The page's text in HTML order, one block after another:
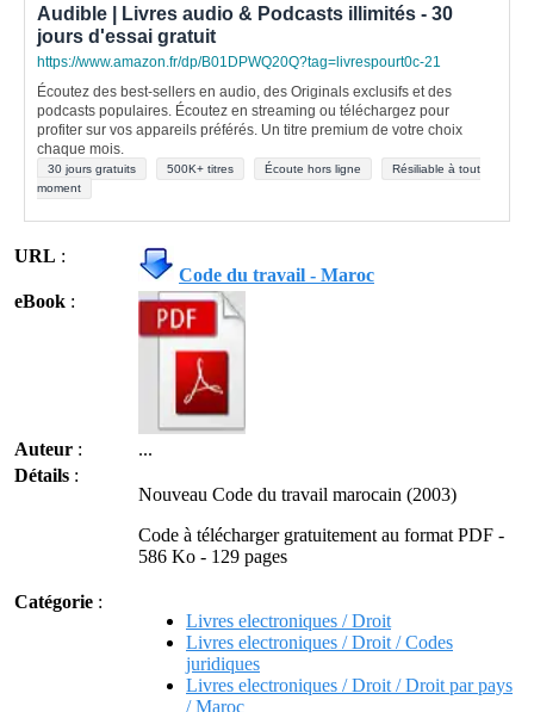
Audible | Livres audio & Podcasts illimités - 30
jours d'essai gratuit
https://www.amazon.fr/dp/B01DPWQ20Q?tag=livrespourt0c-21
Écoutez des best-sellers en audio, des Originals exclusifs et des
podcasts populaires. Écoutez en streaming ou téléchargez pour
profiter sur vos appareils préférés. Un titre premium de votre choix
chaque mois.
30 jours gratuits 500K+ titres Écoute hors ligne
Résiliable à tout
moment
URL :
Code du travail - Maroc
eBook :
Auteur :
...
Détails :
Nouveau Code du travail marocain (2003)
Code à télécharger gratuitement au format PDF -
586 Ko - 129 pages
Catégorie :
Livres electroniques / Droit
Livres electroniques / Droit / Codes
juridiques
Livres electroniques / Droit / Droit par pays
/ Maroc